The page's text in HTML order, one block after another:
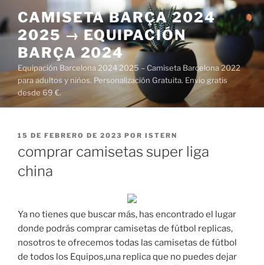
al
contenido
CAMISETA BARÇA 2024
2025 → EQUIPACIÓN
BARÇA 2024
Equipación Barcelona 2024 2025 – Camiseta Barcelona 2022
para adultos y niños. Personalización Gratuita. Envío gratis
desde 69 €.
PUBLICADO
15 DE FEBRERO DE 2023 POR ISTERN
comprar camisetas super liga
china
Ya no tienes que buscar más, has encontrado el lugar
donde podrás comprar camisetas de fútbol replicas,
nosotros te ofrecemos todas las camisetas de fútbol
de todos los Equipos,una replica que no puedes dejar